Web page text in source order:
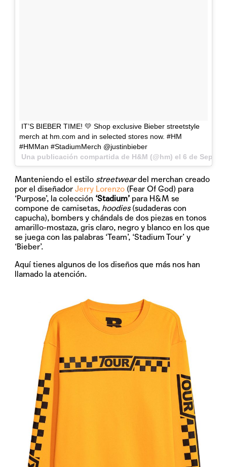
IT’S BIEBER TIME! 💛 Shop exclusive Bieber streetstyle
merch at hm.com and in selected stores now. #HM
#HMMan #StadiumMerch @justinbieber
Una publicación compartida de H&M (@hm) el6 de Sep de
Manteniendo el estilo streetweardel merchan creado
por el diseñadorJerry Lorenzo (Fear Of God) para
‘Purpose’, la colección ‘Stadium’ para H&M se
compone de camisetas, hoodies(sudaderas con
capucha), bombers y chándals de dos piezas en tonos
amarillo-mostaza, gris claro, negro y blanco en los que
se juega con las palabras ‘Team’, ‘Stadium Tour’ y
‘Bieber’.
Aquí tienes algunos de los diseños que más nos han
llamado la atención.